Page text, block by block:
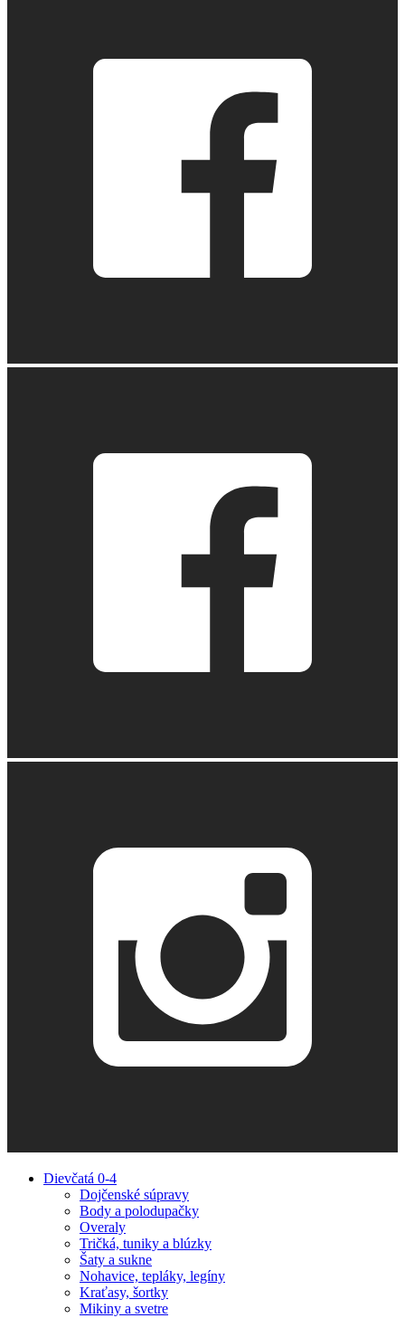
Dievčatá 0-4
Dojčenské súpravy
Body a polodupačky
Overaly
Tričká, tuniky a blúzky
Šaty a sukne
Nohavice, tepláky, legíny
Kraťasy, šortky
Mikiny a svetre